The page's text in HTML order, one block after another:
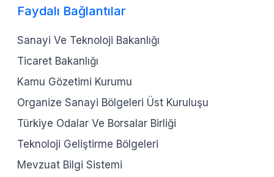
Faydalı Bağlantılar
Sanayi Ve Teknoloji Bakanlığı
Ticaret Bakanlığı
Kamu Gözetimi Kurumu
Organize Sanayi Bölgeleri Üst Kuruluşu
Türkiye Odalar Ve Borsalar Birliği
Teknoloji Geliştirme Bölgeleri
Mevzuat Bilgi Sistemi